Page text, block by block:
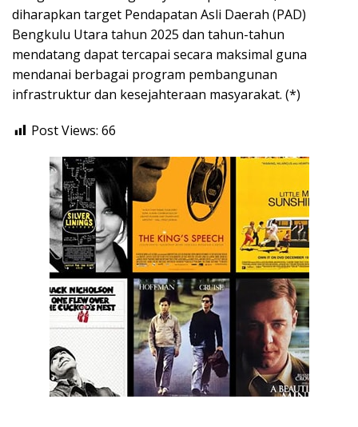
diharapkan target Pendapatan Asli Daerah (PAD)
Bengkulu Utara tahun 2025 dan tahun-tahun
mendatang dapat tercapai secara maksimal guna
mendanai berbagai program pembangunan
infrastruktur dan kesejahteraan masyarakat. (*)
Post Views: 66